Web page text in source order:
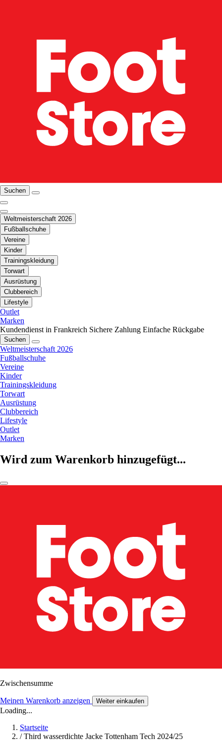
Suchen
Weltmeisterschaft 2026
Fußballschuhe
Vereine
Kinder
Trainingskleidung
Torwart
Ausrüstung
Clubbereich
Lifestyle
Outlet
Marken
Kundendienst in Frankreich Sichere Zahlung Einfache Rückgabe
Suchen
Weltmeisterschaft 2026
Fußballschuhe
Vereine
Kinder
Trainingskleidung
Torwart
Ausrüstung
Clubbereich
Lifestyle
Outlet
Marken
Wird zum Warenkorb hinzugefügt...
Zwischensumme
Meinen Warenkorb anzeigen Weiter einkaufen
Loading...
Startseite
/ Third wasserdichte Jacke Tottenham Tech 2024/25